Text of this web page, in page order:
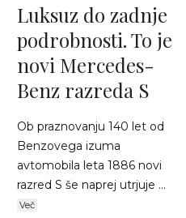
Luksuz do zadnje
podrobnosti. To je
novi Mercedes-
Benz razreda S
Ob praznovanju 140 let od
Benzovega izuma
avtomobila leta 1886 novi
razred S še naprej utrjuje ...
Več